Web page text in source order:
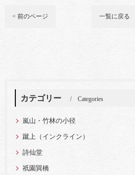
< 前のページ 一覧に戻る
カテゴリー Categories
嵐山・竹林の小径
蹴上（インクライン）
詩仙堂
祇園巽橋